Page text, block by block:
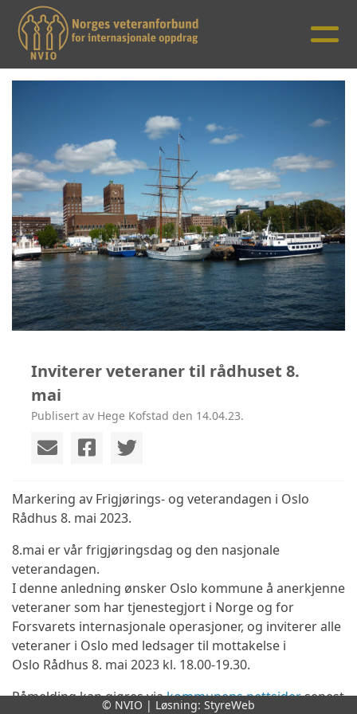
Inviterer veteraner til rådhuset 8.
mai
Publisert av Hege Kofstad den 14.04.23.
Markering av Frigjørings- og veterandagen i Oslo
Rådhus 8. mai 2023.
8.mai er vår frigjøringsdag og den nasjonale
veterandagen.
I denne anledning ønsker Oslo kommune å anerkjenne
veteraner som har tjenestegjort i Norge og for
Forsvarets internasjonale operasjoner, og inviterer alle
veteraner i Oslo med ledsager til mottakelse i
Oslo Rådhus 8. mai 2023 kl. 18.00-19.30.
Påmelding kan gjøres viakommunens nettsidersenest
© NVIO | Løsning: StyreWeb